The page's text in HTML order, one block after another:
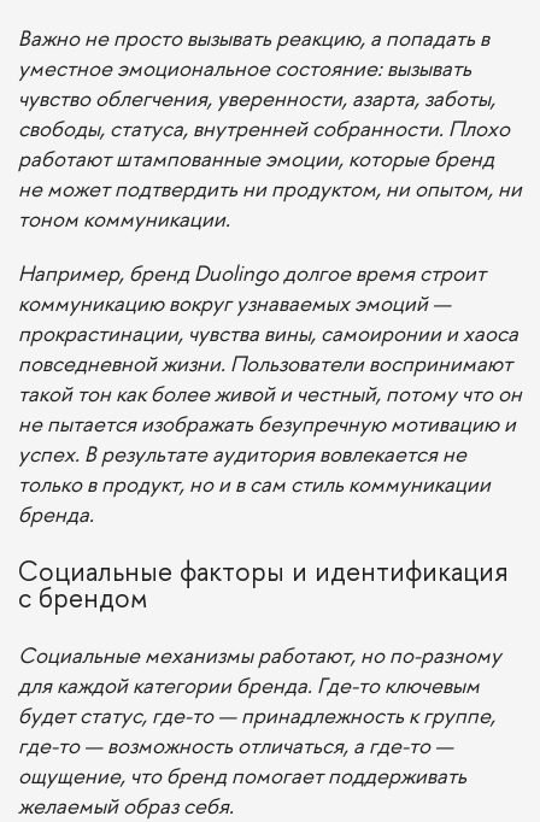
Важно не просто вызывать реакцию, а попадать в
уместное эмоциональное состояние: вызывать
чувство облегчения, уверенности, азарта, заботы,
свободы, статуса, внутренней собранности. Плохо
работают штампованные эмоции, которые бренд
не может подтвердить ни продуктом, ни опытом, ни
тоном коммуникации.
Например, бренд Duolingo долгое время строит
коммуникацию вокруг узнаваемых эмоций —
прокрастинации, чувства вины, самоиронии и хаоса
повседневной жизни. Пользователи воспринимают
такой тон как более живой и честный, потому что он
не пытается изображать безупречную мотивацию и
успех. В результате аудитория вовлекается не
только в продукт, но и в сам стиль коммуникации
бренда.
Социальные факторы и идентификация
с брендом
Социальные механизмы работают, но по-разному
для каждой категории бренда. Где-то ключевым
будет статус, где-то — принадлежность к группе,
где-то — возможность отличаться, а где-то —
ощущение, что бренд помогает поддерживать
желаемый образ себя.